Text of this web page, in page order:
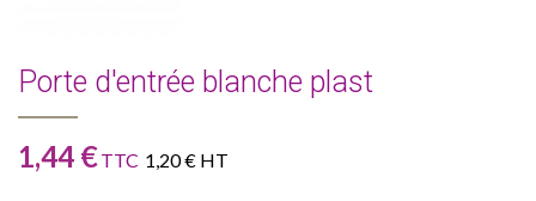
Porte d'entrée blanche plast
1,44 €TTC 1,20 € HT